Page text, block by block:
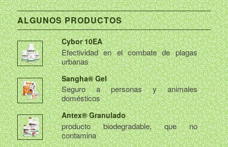
ALGUNOS PRODUCTOS
Cybor 10EA
Efectividad en el combate de plagas
urbanas
Sangha® Gel
Seguro a personas y animales
domésticos
Antex® Granulado
producto biodegradable, que no
contamina